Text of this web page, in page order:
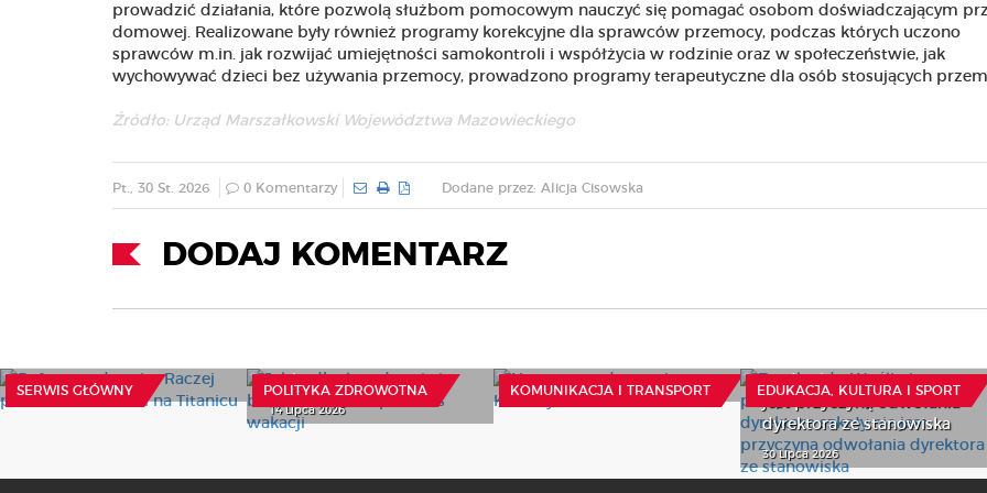
prowadzić działania, które pozwolą służbom pomocowym nauczyć się pomagać osobom doświadczającym
domowej. Realizowane były również programy korekcyjne dla sprawców przemocy, podczas których uczono
sprawców m.in. jak rozwijać umiejętności samokontroli i współżycia w rodzinie oraz w społeczeństwie, jak
wychowywać dzieci bez używania przemocy, prowadzono programy terapeutyczne dla osób stosujących
Źródło: Urząd Marszałkowski Województwa Mazowieckiego
Pt., 30 St. 2026 0 Komentarzy Dodane przez: Alicja Cisowska
DODAJ KOMENTARZ
SERWIS GŁÓWNY
10 Lipca 2026 POLITYKA ZDROWOTNA
14 Lipca 2026
KOMUNIKACJA I TRANSPORT
29 Lipca 2026 EDUKACJA, KULTURA I SPORT
dyrektora ze stanowiska
30 Lipca 2026